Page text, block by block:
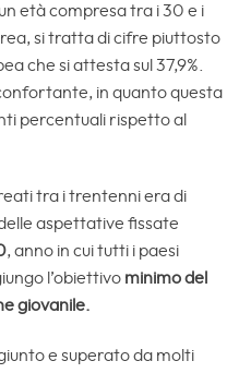
età compresa tra i 30 e i
si tratta di cifre piuttosto
che si attesta sul 37,9%.
in quanto questa
percentuali rispetto al
tra i trentenni era di
aspettative fissate
, anno in cui tutti i paesi
l’obiettivo minimo del
giovanile.
e superato da molti